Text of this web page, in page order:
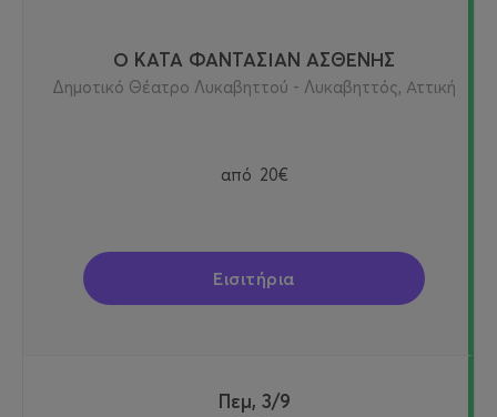
Ο ΚΑΤΑ ΦΑΝΤΑΣΙΑΝ ΑΣΘΕΝΗΣ
Δημοτικό Θέατρο Λυκαβηττού - Λυκαβηττός, Αττική
από 20€
Εισιτήρια
Πεμ, 3/9